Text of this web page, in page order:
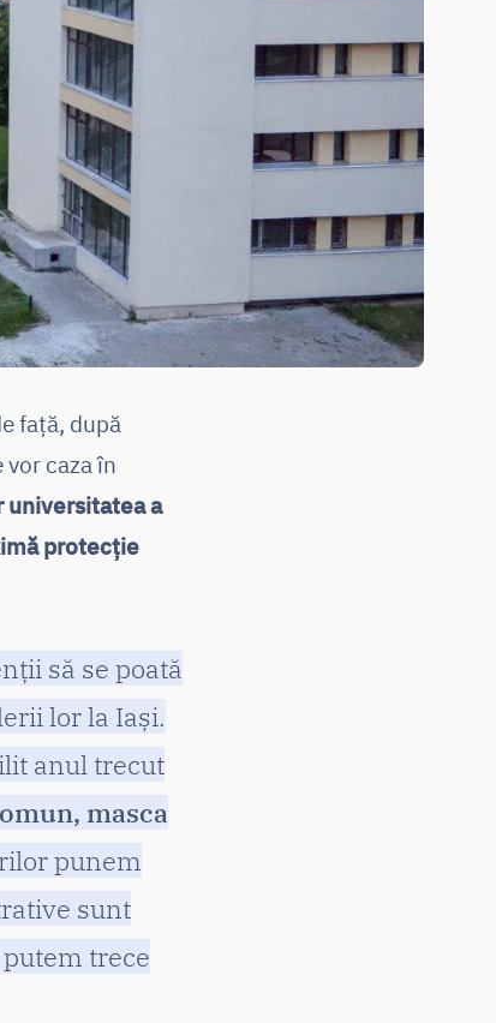
față, după
caza în
universitatea a
protecție
să se poată
lor la Iași.
anul trecut
masca
punem
sunt
trece